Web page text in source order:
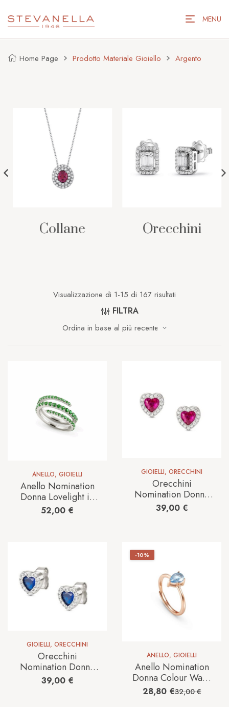
MENU
Home Page Prodotto Materiale Gioiello Argento
Collane Orecchini
Visualizzazione di 1-15 di 167 risultati
FILTRA
ANELLO, GIOIELLI
Anello Nomination
Donna Lovelight in
Argento
52,00 €
GIOIELLI, ORECCHINI
Orecchini
Nomination Donna
Allmylove in Argento
240304/006
39,00 €
GIOIELLI, ORECCHINI
Orecchini
Nomination Donna
Allmylove in Argento
240304/012
39,00 €
-10%
ANELLO, GIOIELLI
Anello Nomination
Donna Colour Wave
in Argento Cubic
Zirconia
32,00€
28,80 €